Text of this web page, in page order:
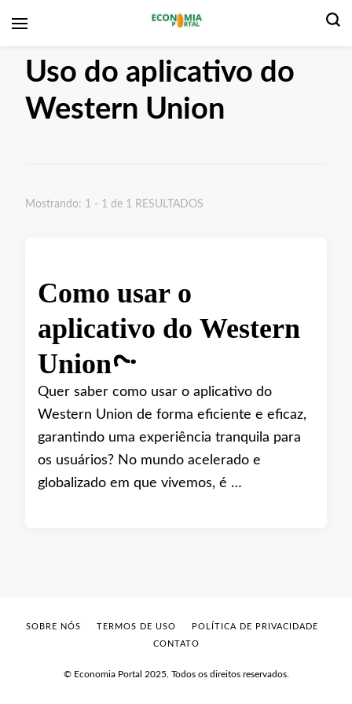
Uso do aplicativo do
Western Union
Mostrando: 1 - 1 de 1 RESULTADOS
Como usar o
aplicativo do Western
Union?
Quer saber como usar o aplicativo do
Western Union de forma eficiente e eficaz,
garantindo uma experiência tranquila para
os usuários? No mundo acelerado e
globalizado em que vivemos, é …
© Economia Portal 2025. Todos os direitos reservados.
SOBRE NÓS TERMOS DE USO
POLÍTICA DE PRIVACIDADE
CONTATO